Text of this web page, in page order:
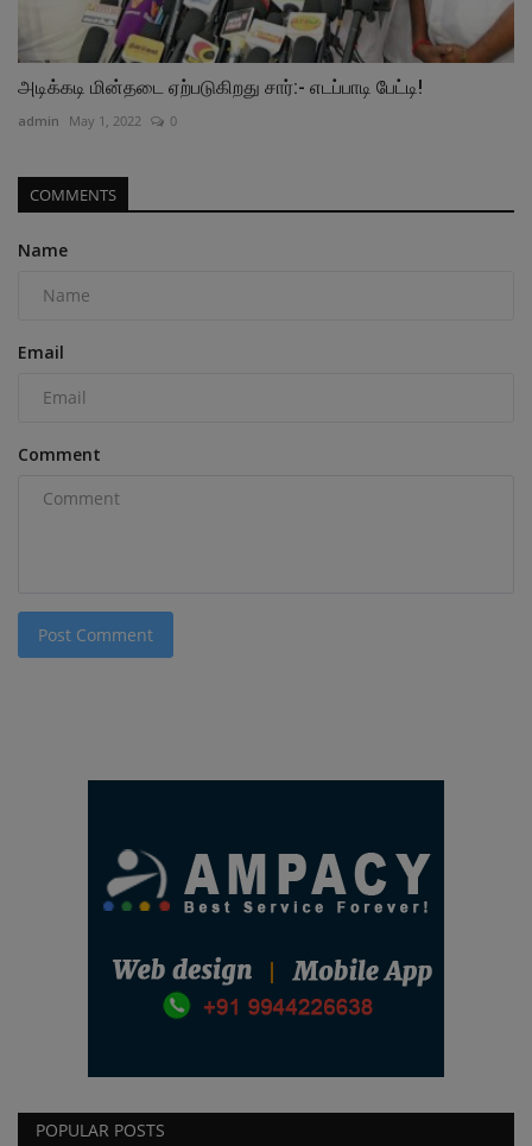
அடிக்கடி மின்தடை ஏற்படுகிறது சார்:- எடப்பாடி பேட்டி!
admin May 1, 2022 0
COMMENTS
Name
Email
Comment
Post Comment
POPULAR POSTS